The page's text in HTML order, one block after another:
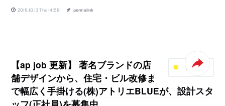
2016.10.13 Thu 14:58 permalink
AP JOB
【ap job 更新】 著名ブランドの店
舗デザインから、住宅・ビル改修ま
で幅広く手掛ける(株)アトリエBLUEが、設計スタ